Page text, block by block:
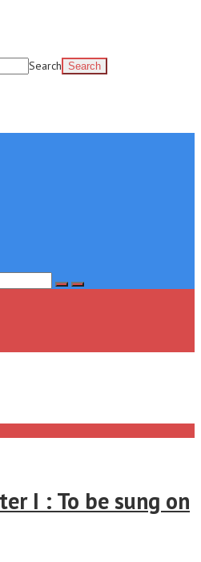
Search
I : To be sung on